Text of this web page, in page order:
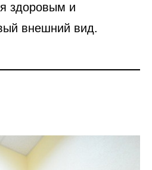
здоровым и
внешний вид.